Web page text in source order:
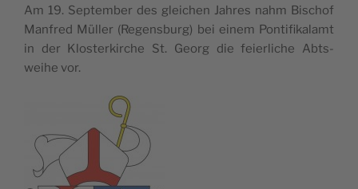
Am 19. Sep­tem­ber des glei­chen Jah­res nahm Bis­chof
Man­fred Müller (Regens­burg) bei einem Pon­ti­fi­ka­lamt
in der Klos­ter­kir­che St. Georg die feier­li­che Abts­
weihe vor.